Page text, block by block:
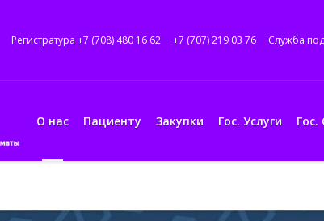
Регистратура +7 (708) 480 16 62 +7 (707) 219 03 76 Служба
О нас Пациенту Закупки Гос. Услуги